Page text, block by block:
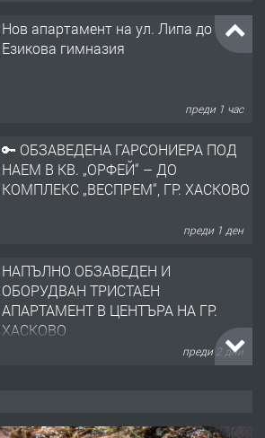
Нов апартамент на ул. Липа до
Езикова гимназия
преди 1 час
🔑 ОБЗАВЕДЕНА ГАРСОНИЕРА ПОД
НАЕМ В КВ. „ОРФЕЙ“ – ДО
КОМПЛЕКС „ВЕСПРЕМ“, ГР. ХАСКОВО
преди 1 ден
НАПЪЛНО ОБЗАВЕДЕН И
ОБОРУДВАН ТРИСТАЕН
АПАРТАМЕНТ В ЦЕНТЪРА НА ГР.
ХАСКОВО
преди 2 дни